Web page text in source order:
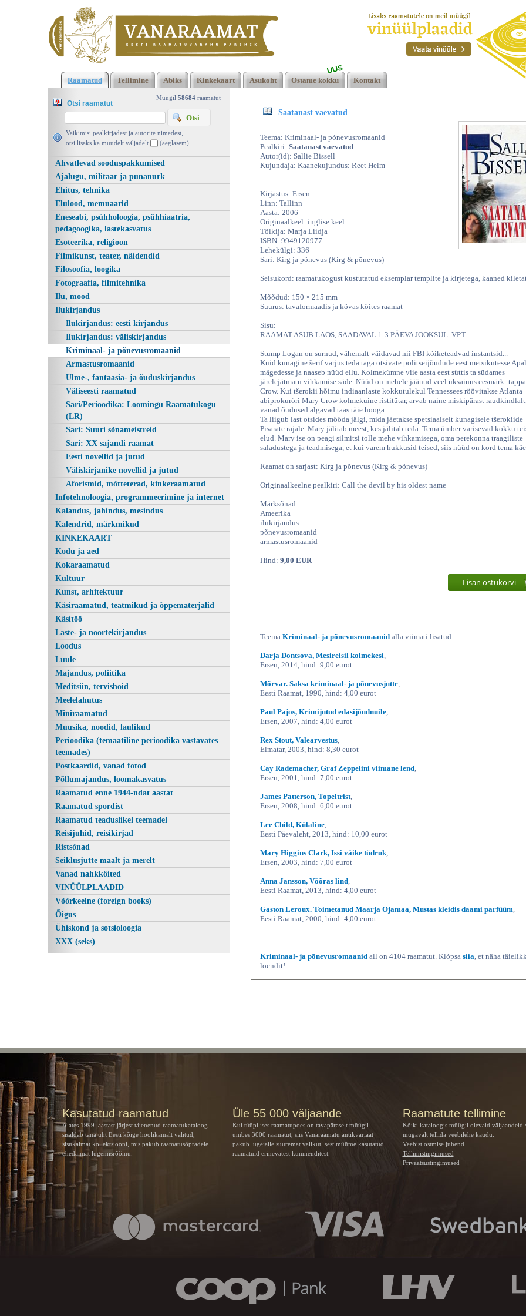
Saatanast vaevatud, Sallie Bissell,
Klõpsa siia , et näha täielikku loendit!Saatanast vaevatud, Sallie
Bissell, Ersen 2006 | vanaraamat. ee
Raamatud Tellimine Abiks Kinkekaart Asukoht Ostame kokku
UUS
Kontakt
Müügil 58684 raamatut
Otsi raamatut
Vaikimisi pealkirjadest ja autorite nimedest,
otsi lisaks ka muudelt väljadelt
(aeglasem).
Ahvatlevad sooduspakkumised
Ajalugu, militaar ja punanurk
Ehitus, tehnika
Elulood, memuaarid
Eneseabi, psühholoogia, psühhiaatria,
pedagoogika, lastekasvatus
Esoteerika, religioon
Filmikunst, teater, näidendid
Filosoofia, loogika
Fotograafia, filmitehnika
Ilu, mood
Ilukirjandus
Ilukirjandus: eesti kirjandus
Ilukirjandus: väliskirjandus
Kriminaal- ja põnevusromaanid
Armastusromaanid
Ulme-, fantaasia- ja õuduskirjandus
Väliseesti raamatud
Sari/Perioodika: Loomingu Raamatukogu
(LR)
Sari: Suuri sõnameistreid
Sari: XX sajandi raamat
Eesti novellid ja jutud
Väliskirjanike novellid ja jutud
Aforismid, mõtteterad, kinkeraamatud
Infotehnoloogia, programmeerimine ja internet
Kalandus, jahindus, mesindus
Kalendrid, märkmikud
KINKEKAART
Kodu ja aed
Kokaraamatud
Kultuur
Kunst, arhitektuur
Käsiraamatud, teatmikud ja õppematerjalid
Käsitöö
Laste- ja noortekirjandus
Loodus
Luule
Majandus, poliitika
Meditsiin, tervishoid
Meelelahutus
Miniraamatud
Muusika, noodid, laulikud
Perioodika (temaatiline perioodika vastavates
teemades)
Postkaardid, vanad fotod
Põllumajandus, loomakasvatus
Raamatud enne 1944-ndat aastat
Raamatud spordist
Raamatud teaduslikel teemadel
Reisijuhid, reisikirjad
Ristsõnad
Seiklusjutte maalt ja merelt
Vanad nahkköited
VINÜÜLPLAADID
Võõrkeelne (foreign books)
Õigus
Ühiskond ja sotsioloogia
XXX (seks)
Saatanast vaevatud
Teema: Kriminaal- ja põnevusromaanid
Pealkiri: Saatanast vaevatud
Autor(id): Sallie Bissell
Kujundaja: Kaanekujundus: Reet Helm
Kirjastus: Ersen
Linn: Tallinn
Aasta: 2006
Originaalkeel: inglise keel
Tõlkija: Marja Liidja
ISBN: 9949120977
Lehekülgi: 336
Sari: Kirg ja põnevus (Kirg & põnevus)
Seisukord: raamatukogust kustutatud eksemplar templite ja kirjetega, kaaned
Mõõdud: 150 × 215 mm
Suurus: tavaformaadis ja kõvas köites raamat
Sisu:
RAAMAT ASUB LAOS, SAADAVAL 1-3 PÄEVA JOOKSUL. VPT
Stump Logan on surnud, vähemalt väidavad nii FBI kõiketeadvad instantsid...
Kuid kunagine šerif varjus teda taga otsivate politseijõudude eest metsikutesse
mägedesse ja naaseb nüüd ellu. Kolmekümne viie aasta eest süttis ta südames
järelejätmatu vihkamise säde. Nüüd on mehele jäänud veel üksainus eesmärk:
Crow. Kui tšerokii hõimu indiaanlaste kokkutulekul Tennessees röövitakse Atlanta
abiprokuröri Mary Crow kolmekuine ristitütar, arvab naine miskipärast
vanad õudused algavad taas täie hooga...
Ta liigub last otsides mööda jälgi, mida jäetakse spetsiaalselt kunagisele tšerokiide
Pisarate rajale. Mary jälitab meest, kes jälitab teda. Tema ümber varisevad kokku
elud. Mary ise on peagi silmitsi tolle mehe vihkamisega, oma perekonna traagiliste
saladustega ja teadmisega, et kui varem hukkusid teised, siis nüüd on kord tema
Raamat on sarjast: Kirg ja põnevus (Kirg & põnevus)
Originaalkeelne pealkiri: Call the devil by his oldest name
Märksõnad:
Ameerika
ilukirjandus
põnevusromaanid
armastusromaanid
Hind: 9,00 EUR
Lisan ostukorvi
Teema Kriminaal- ja põnevusromaanid alla viimati lisatud:
Darja Dontsova, Mesireisil kolmekesi
Ersen, 2014, hind: 9,00 eurot
Mõrvar. Saksa kriminaal- ja põnevusjutte
Eesti Raamat, 1990, hind: 4,00 eurot
Paul Pajos, Krimijutud edasijõudnuile
Ersen, 2007, hind: 4,00 eurot
Rex Stout, Valearvestus
Elmatar, 2003, hind: 8,30 eurot
Cay Rademacher, Graf Zeppelini viimane lend
Ersen, 2001, hind: 7,00 eurot
James Patterson, Topeltrist
Ersen, 2008, hind: 6,00 eurot
Lee Child, Külaline
Eesti Päevaleht, 2013, hind: 10,00 eurot
Mary Higgins Clark, Issi väike tüdruk
Ersen, 2003, hind: 7,00 eurot
Anna Jansson, Võõras lind
Eesti Raamat, 2013, hind: 4,00 eurot
Gaston Leroux. Toimetanud Maarja Ojamaa, Mustas kleidis daami parfüüm
Eesti Raamat, 2000, hind: 4,00 eurot
Kriminaal- ja põnevusromaanid all on 4104 raamatut. Klõpsa siia , et näha
loendit!
Kasutatud raamatud
Alates 1999. aastast järjest täienenud raamatukataloog
sisaldab täna üht Eesti kõige hoolikamalt valitud,
sisukaimat kollektsiooni, mis pakub raamatusõpradele
ehedaimat lugemisrõõmu.
Üle 55 000 väljaande
Kui tüüpilises raamatupoes on tavapäraselt müügil
umbes 3000 raamatut, siis Vanaraamatu antikvariaat
pakub lugejaile suuremat valikut, sest müüme kasutatud
raamatuid erinevatest kümnenditest.
Raamatute tellimine
Kõiki kataloogis müügil olevaid väljaandeid
mugavalt tellida veebilehe kaudu.
Veebist ostmise juhend
Tellimistingimused
Privaatsustingimused